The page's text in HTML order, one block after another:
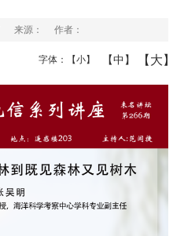
来源： 作者：
字体： 【小】 【中】 【大】